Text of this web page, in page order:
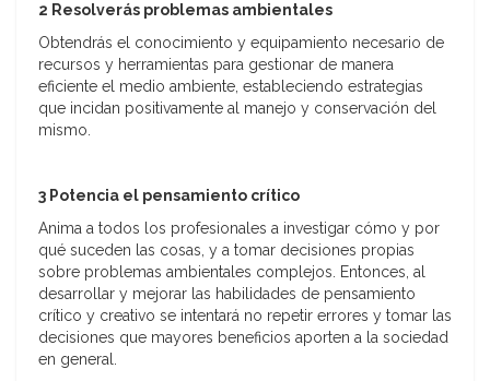
2 Resolverás problemas ambientales
Obtendrás el conocimiento y equipamiento necesario de
recursos y herramientas para gestionar de manera
eficiente el medio ambiente, estableciendo estrategias
que incidan positivamente al manejo y conservación del
mismo.
3 Potencia el pensamiento crítico
Anima a todos los profesionales a investigar cómo y por
qué suceden las cosas, y a tomar decisiones propias
sobre problemas ambientales complejos. Entonces, al
desarrollar y mejorar las habilidades de pensamiento
crítico y creativo se intentará no repetir errores y tomar las
decisiones que mayores beneficios aporten a la sociedad
en general.